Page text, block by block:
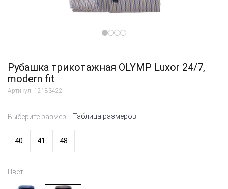
Рубашка трикотажная OLYMP Luxor 24/7,
modern fit
Артикул: 12183422
Выберите размер: Таблица размеров
40 41 48
Цвет: